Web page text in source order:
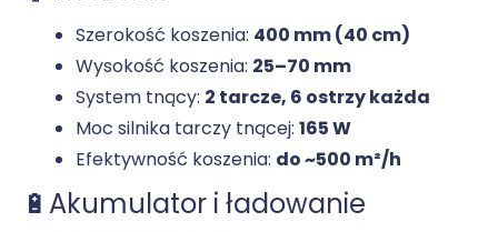
Szerokość koszenia: 400 mm (40 cm)
Wysokość koszenia: 25–70 mm
System tnący: 2 tarcze, 6 ostrzy każda
Moc silnika tarczy tnącej: 165 W
Efektywność koszenia: do ~500 m²/h
🔋Akumulator i ładowanie